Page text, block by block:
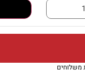
הנחות מתעדכנות בסל
משלוחים